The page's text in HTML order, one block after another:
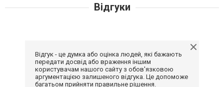
Відгуки
Відгук - це думка або оцінка людей, які бажають
передати досвід або враження іншим
користувачам нашого сайту з обов'язковою
аргументацією залишеного відгука. Це допоможе
багатьом прийняти правильне рішення.